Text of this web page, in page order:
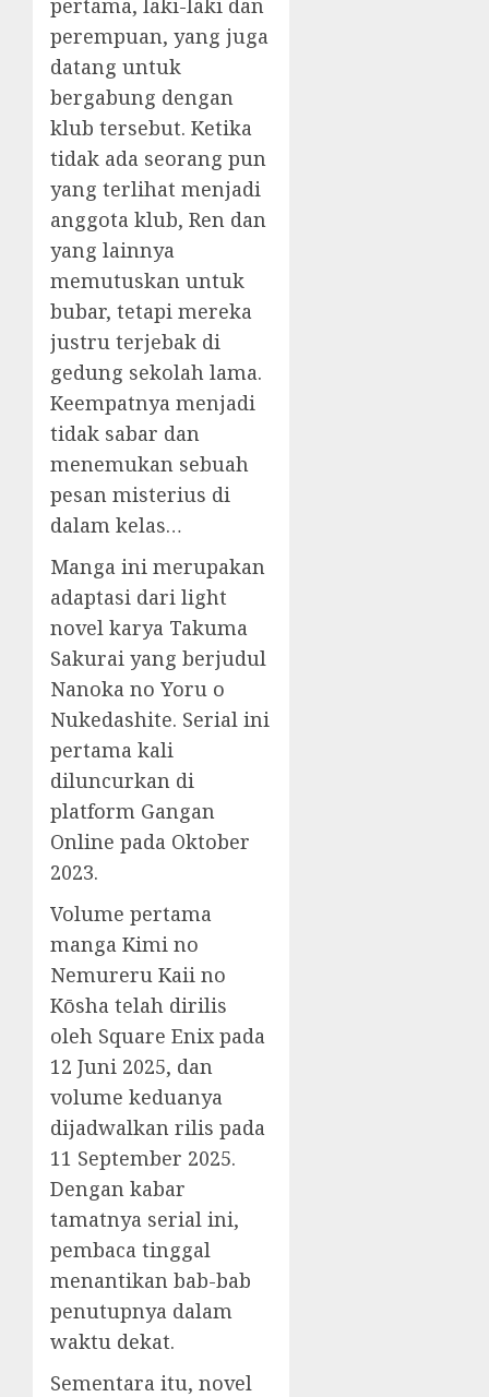
pertama, laki-laki dan
perempuan, yang juga
datang untuk
bergabung dengan
klub tersebut. Ketika
tidak ada seorang pun
yang terlihat menjadi
anggota klub, Ren dan
yang lainnya
memutuskan untuk
bubar, tetapi mereka
justru terjebak di
gedung sekolah lama.
Keempatnya menjadi
tidak sabar dan
menemukan sebuah
pesan misterius di
dalam kelas…
Manga ini merupakan
adaptasi dari light
novel karya Takuma
Sakurai yang berjudul
Nanoka no Yoru o
Nukedashite. Serial ini
pertama kali
diluncurkan di
platform Gangan
Online pada Oktober
2023.
Volume pertama
manga Kimi no
Nemureru Kaii no
Kōsha telah dirilis
oleh Square Enix pada
12 Juni 2025, dan
volume keduanya
dijadwalkan rilis pada
11 September 2025.
Dengan kabar
tamatnya serial ini,
pembaca tinggal
menantikan bab-bab
penutupnya dalam
waktu dekat.
Sementara itu, novel